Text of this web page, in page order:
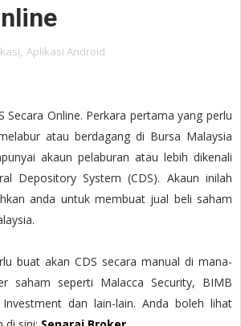
, Aplikasi Android
Secara Online. Perkara pertama yang perlu
atau berdagang di Bursa Malaysia
akaun pelaburan atau lebih dikenali
Depository System (CDS). Akaun inilah
anda untuk membuat jual beli saham
buat akan CDS secara manual di mana-
saham seperti Malacca Security, BIMB
Investment dan lain-lain. Anda boleh lihat